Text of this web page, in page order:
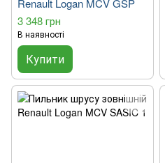
Renault Logan MCV GSP
3 348 грн
В наявності
Купити